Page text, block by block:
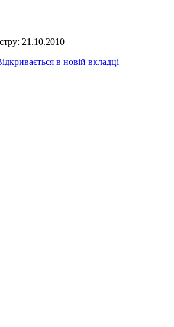
21.10.2010
в новій вкладці